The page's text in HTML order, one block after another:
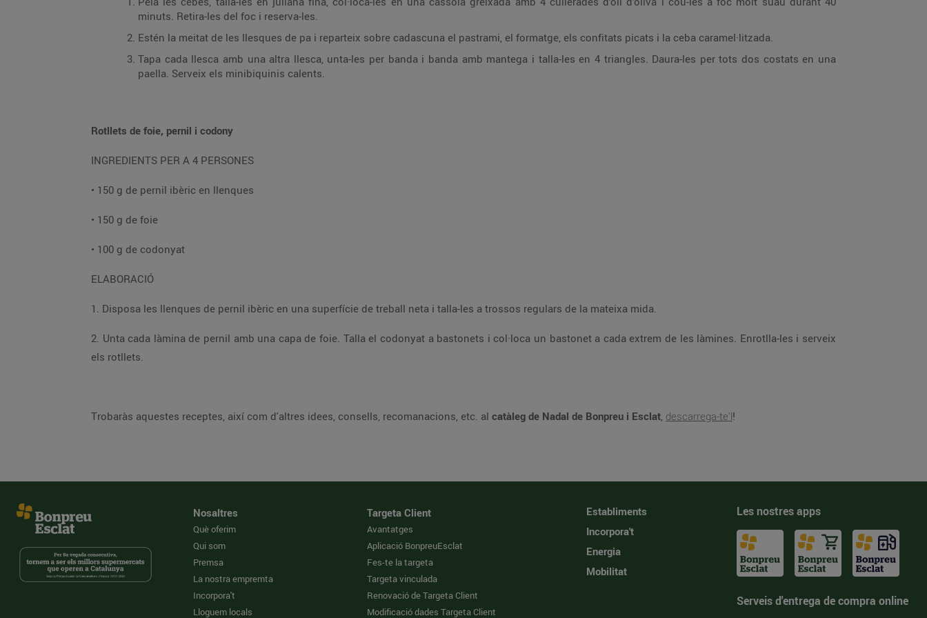
minuts. Retira-les del foc i reserva-les.
Estén la meitat de les llesques de pa i reparteix sobre cadascuna el pastrami, el formatge, els confitats picats i la ceba caramel·litzada.
Tapa cada llesca amb una altra llesca, unta-les per banda i banda amb mantega i talla-les en 4 triangles. Daura-les per tots dos costats en una
paella. Serveix els minibiquinis calents.
Rotllets de foie, pernil i codony
INGREDIENTS PER A 4 PERSONES
• 150 g de pernil ibèric en llenques
• 150 g de foie
• 100 g de codonyat
ELABORACIÓ
1. Disposa les llenques de pernil ibèric en una superfície de treball neta i talla-les a trossos regulars de la mateixa mida.
2. Unta cada làmina de pernil amb una capa de foie. Talla el codonyat a bastonets i col·loca un bastonet a cada extrem de les làmines. Enrotlla-les i serveix
els rotllets.
Trobaràs aquestes receptes, així com d'altres idees, consells, recomanacions, etc. al catàleg de Nadal de Bonpreu i Esclat, descarrega-te'l!
Nosaltres
Què oferim
Qui som
Premsa
La nostra empremta
Incorpora't
Lloguem locals
Targeta Client
Avantatges
Aplicació BonpreuEsclat
Fes-te la targeta
Targeta vinculada
Renovació de Targeta Client
Modificació dades Targeta Client
Establiments
Incorpora't
Energia
Mobilitat
Les nostres apps
Serveis d'entrega de compra online